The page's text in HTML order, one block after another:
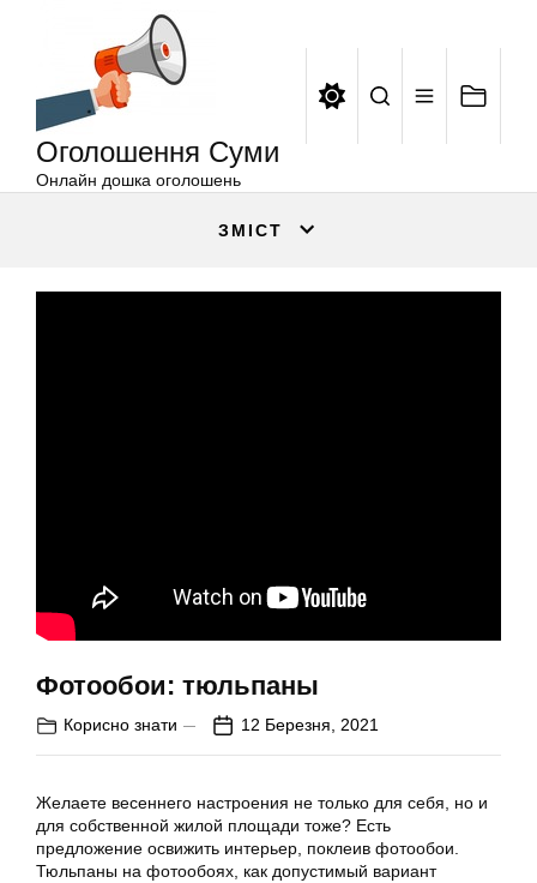
Оголошення Суми
Онлайн дошка оголошень
ЗМІСТ
Фотообои: тюльпаны
Корисно знати 12 Березня, 2021
Желаете весеннего настроения не только для себя, но и
для собственной жилой площади тоже? Есть
предложение освижить интерьер, поклеив фотообои.
Тюльпаны на фотообоях, как допустимый вариант